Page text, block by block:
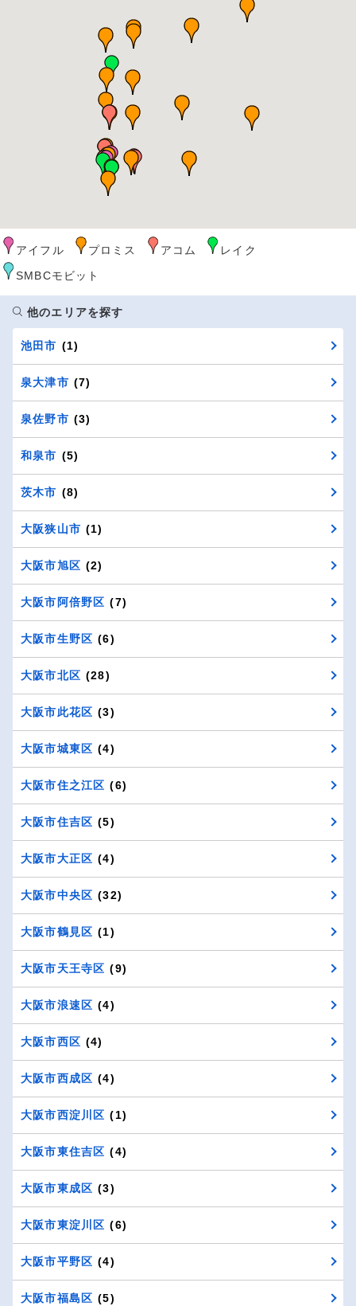
アイフル プロミス アコム
レイク
SMBCモビット
他のエリアを探す
池田市 (1)
泉大津市 (7)
泉佐野市 (3)
和泉市 (5)
茨木市 (8)
大阪狭山市 (1)
大阪市旭区 (2)
大阪市阿倍野区 (7)
大阪市生野区 (6)
大阪市北区 (28)
大阪市此花区 (3)
大阪市城東区 (4)
大阪市住之江区 (6)
大阪市住吉区 (5)
大阪市大正区 (4)
大阪市中央区 (32)
大阪市鶴見区 (1)
大阪市天王寺区 (9)
大阪市浪速区 (4)
大阪市西区 (4)
大阪市西成区 (4)
大阪市西淀川区 (1)
大阪市東住吉区 (4)
大阪市東成区 (3)
大阪市東淀川区 (6)
大阪市平野区 (4)
大阪市福島区 (5)